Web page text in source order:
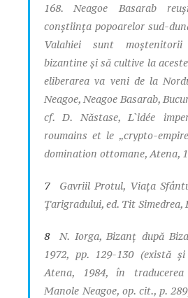
168. Neagoe Basarab
conştiinţa popoarelor sud-
Valahiei sunt
bizantine şi să cultive la
eliberarea va veni de la
Neagoe, Neagoe Basarab,
cf. D. Năstase, L`idée
roumains et le „crypto-
domination ottomane, Atena,
7Gavriil Protul, Viaţa
Ţarigradului, ed. Tit Simedrea,
8N. Iorga, Bizanţ după
1972, pp. 129-130 (există
Atena, 1984, în
Manole Neagoe, op. cit., p.